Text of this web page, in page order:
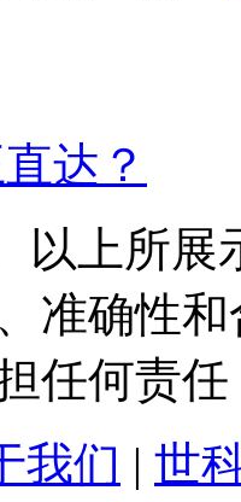
达？
以上所展
准确性
任何责任
我们 | 世